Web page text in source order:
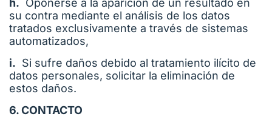
h. Oponerse a la aparición de un resultado en
su contra mediante el análisis de los datos
tratados exclusivamente a través de sistemas
automatizados,
i. Si sufre daños debido al tratamiento ilícito de
datos personales, solicitar la eliminación de
estos daños.
6. CONTACTO